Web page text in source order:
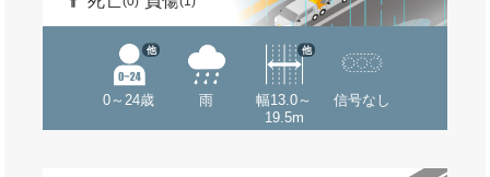
0～24歳
他
雨
幅13.0～
19.5m
他
信号なし